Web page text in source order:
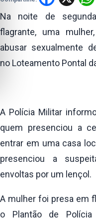
Na noite de
flagrante, uma
abusar sexualmente
no Loteamento Pontal
A Polícia Militar
quem presenciou a
entrar em uma casa
presenciou a
envoltas por um lençol.
A mulher foi presa em
o Plantão de